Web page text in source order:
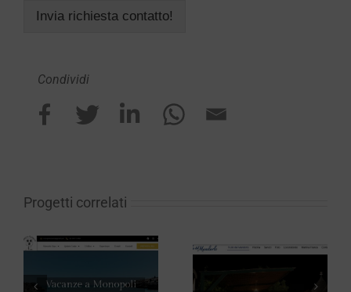
Invia richiesta contatto!
Condividi
Progetti correlati